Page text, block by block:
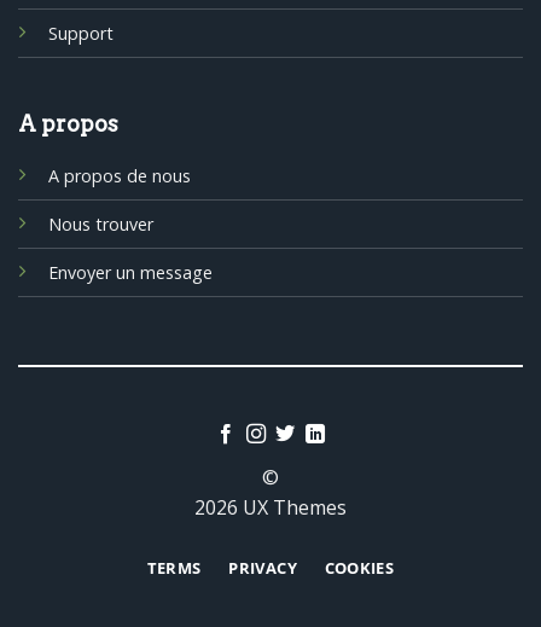
Support
A propos
A propos de nous
Nous trouver
Envoyer un message
©
2026 UX Themes
TERMS PRIVACY COOKIES